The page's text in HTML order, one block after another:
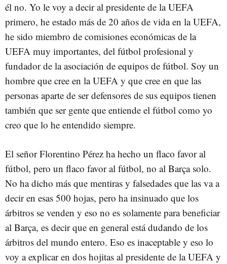
él no. Yo le voy a decir al presidente de la UEFA
primero, he estado más de 20 años de vida en la UEFA,
he sido miembro de comisiones económicas de la
UEFA muy importantes, del fútbol profesional y
fundador de la asociación de equipos de fútbol. Soy un
hombre que cree en la UEFA y que cree en que las
personas aparte de ser defensores de sus equipos tienen
también que ser gente que entiende el fútbol como yo
creo que lo he entendido siempre.
El señor Florentino Pérez ha hecho un flaco favor al
fútbol, pero un flaco favor al fútbol, no al Barça solo.
No ha dicho más que mentiras y falsedades que las va a
decir en esas 500 hojas, pero ha insinuado que los
árbitros se venden y eso no es solamente para beneficiar
al Barça, es decir que en general está dudando de los
árbitros del mundo entero. Eso es inaceptable y eso lo
voy a explicar en dos hojitas al presidente de la UEFA y